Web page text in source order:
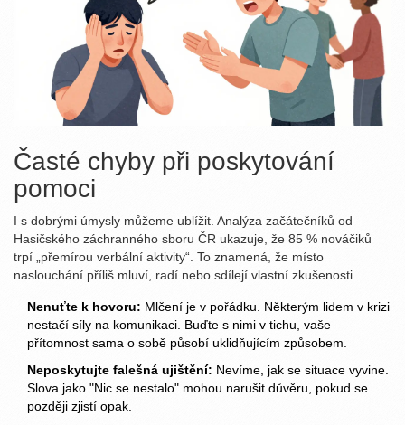
Časté chyby při poskytování
pomoci
I s dobrými úmysly můžeme ublížit. Analýza začátečníků od
Hasičského záchranného sboru ČR ukazuje, že 85 % nováčiků
trpí „přemírou verbální aktivity“. To znamená, že místo
naslouchání příliš mluví, radí nebo sdílejí vlastní zkušenosti.
Nenuťte k hovoru: Mlčení je v pořádku. Některým lidem v krizi
nestačí síly na komunikaci. Buďte s nimi v tichu, vaše
přítomnost sama o sobě působí uklidňujícím způsobem.
Neposkytujte falešná ujištění: Nevíme, jak se situace vyvine.
Slova jako "Nic se nestalo" mohou narušit důvěru, pokud se
později zjistí opak.